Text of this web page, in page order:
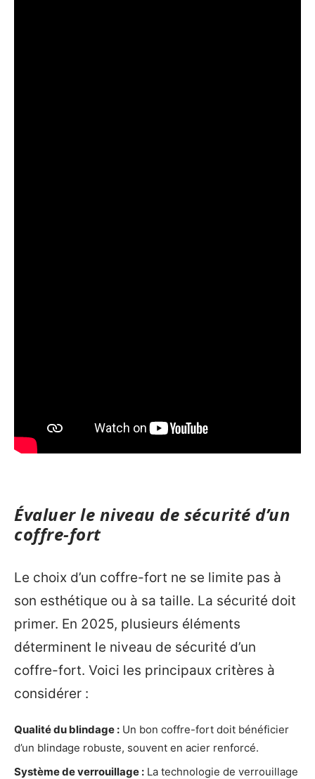
Évaluer le niveau de sécurité d’un
coffre-fort
Le choix d’un coffre-fort ne se limite pas à
son esthétique ou à sa taille. La sécurité doit
primer. En 2025, plusieurs éléments
déterminent le niveau de sécurité d’un
coffre-fort. Voici les principaux critères à
considérer :
Qualité du blindage : Un bon coffre-fort doit bénéficier
d’un blindage robuste, souvent en acier renforcé.
Système de verrouillage : La technologie de verrouillage